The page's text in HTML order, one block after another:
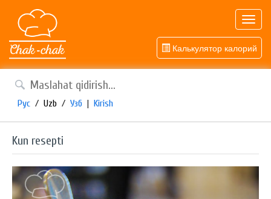
Калькулятор калорий
Рус / Uzb / Узб | Kirish
Kun resepti